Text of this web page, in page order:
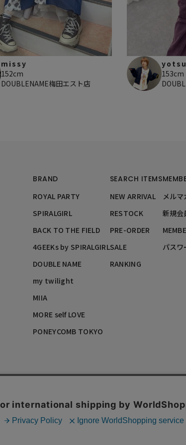
missy
152cm
DOUBLENAME梅田エスト店
yotsu
153cm
BRAND
ROYAL PARTY
SPIRALGIRL
BACK TO THE FIELD
4GEEKs by SPIRALGIRL
DOUBLE NAME
my twilight
MIIA
MORE self LOVE
PONEYCOMB TOKYO
SEARCH ITEMS
NEW ARRIVAL
RESTOCK
PRE-ORDER
SALE
RANKING
メル
新規会
パスワ